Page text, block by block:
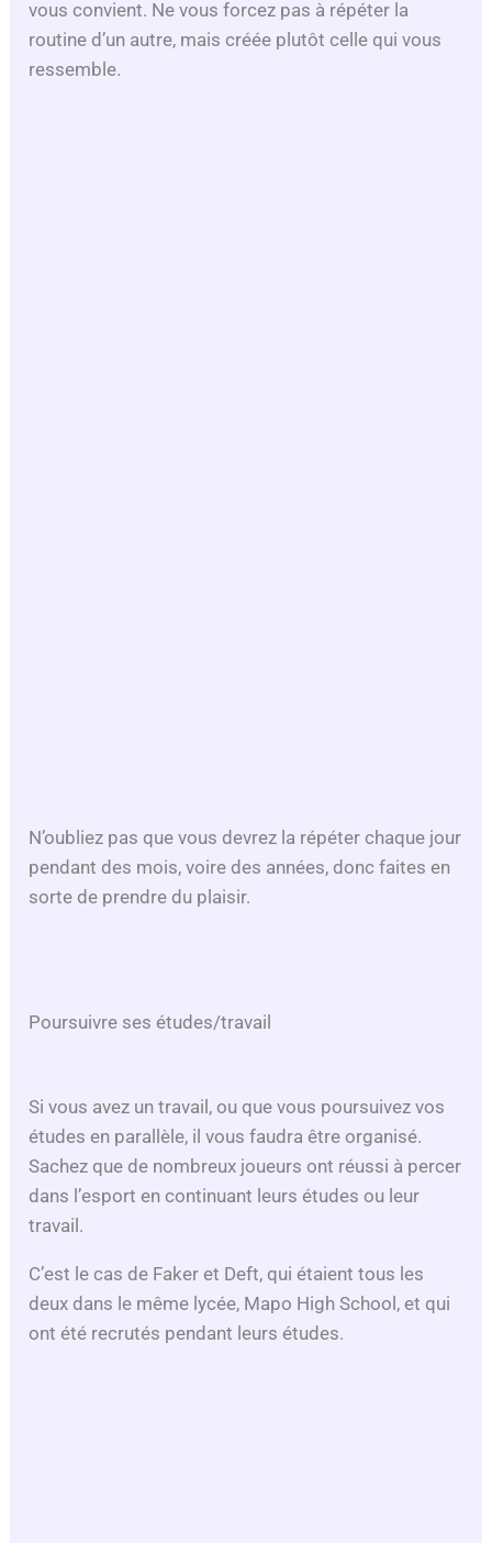
vous convient. Ne vous forcez pas à répéter la
routine d’un autre, mais créée plutôt celle qui vous
ressemble.
N’oubliez pas que vous devrez la répéter chaque jour
pendant des mois, voire des années, donc faites en
sorte de prendre du plaisir.
Poursuivre ses études/travail
Si vous avez un travail, ou que vous poursuivez vos
études en parallèle, il vous faudra être organisé.
Sachez que de nombreux joueurs ont réussi à percer
dans l’esport en continuant leurs études ou leur
travail.
C’est le cas de Faker et Deft, qui étaient tous les
deux dans le même lycée, Mapo High School, et qui
ont été recrutés pendant leurs études.